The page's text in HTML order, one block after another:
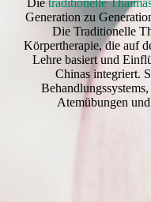
Dietraditionelle
Generation zu
Die Traditionelle
Körpertherapie, die auf
Lehre basiert und
Chinas integriert.
Atemübungen